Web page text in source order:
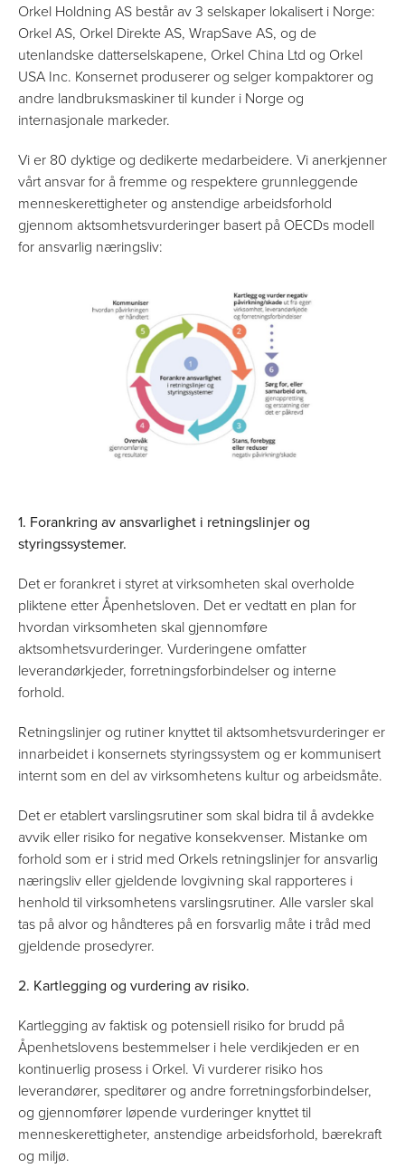
Orkel Holdning AS består av 3 selskaper lokalisert i Norge:
Orkel AS, Orkel Direkte AS, WrapSave AS, og de
utenlandske datterselskapene, Orkel China Ltd og Orkel
USA Inc. Konsernet produserer og selger kompaktorer og
andre landbruksmaskiner til kunder i Norge og
internasjonale markeder.
Vi er 80 dyktige og dedikerte medarbeidere. Vi anerkjenner
vårt ansvar for å fremme og respektere grunnleggende
menneskerettigheter og anstendige arbeidsforhold
gjennom aktsomhetsvurderinger basert på OECDs modell
for ansvarlig næringsliv:
1. Forankring av ansvarlighet i retningslinjer og
styringssystemer.
Det er forankret i styret at virksomheten skal overholde
pliktene etter Åpenhetsloven. Det er vedtatt en plan for
hvordan virksomheten skal gjennomføre
aktsomhetsvurderinger. Vurderingene omfatter
leverandørkjeder, forretningsforbindelser og interne
forhold.
Retningslinjer og rutiner knyttet til aktsomhetsvurderinger er
innarbeidet i konsernets styringssystem og er kommunisert
internt som en del av virksomhetens kultur og arbeidsmåte.
Det er etablert varslingsrutiner som skal bidra til å avdekke
avvik eller risiko for negative konsekvenser. Mistanke om
forhold som er i strid med Orkels retningslinjer for ansvarlig
næringsliv eller gjeldende lovgivning skal rapporteres i
henhold til virksomhetens varslingsrutiner. Alle varsler skal
tas på alvor og håndteres på en forsvarlig måte i tråd med
gjeldende prosedyrer.
2. Kartlegging og vurdering av risiko.
Kartlegging av faktisk og potensiell risiko for brudd på
Åpenhetslovens bestemmelser i hele verdikjeden er en
kontinuerlig prosess i Orkel. Vi vurderer risiko hos
leverandører, speditører og andre forretningsforbindelser,
og gjennomfører løpende vurderinger knyttet til
menneskerettigheter, anstendige arbeidsforhold, bærekraft
og miljø.